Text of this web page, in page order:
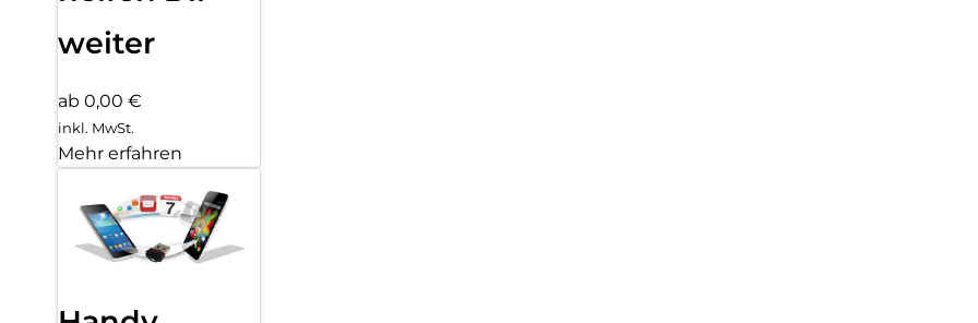
weiter
ab 0,00 €
inkl. MwSt.
Mehr erfahren